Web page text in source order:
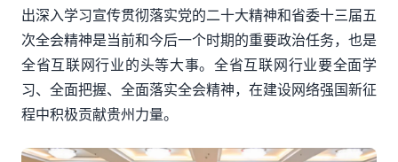
出深入学习宣传贯彻落实党的二十大精神和省委十三届五
次全会精神是当前和今后一个时期的重要政治任务，也是
全省互联网行业的头等大事。全省互联网行业要全面学
习、全面把握、全面落实全会精神，在建设网络强国新征
程中积极贡献贵州力量。